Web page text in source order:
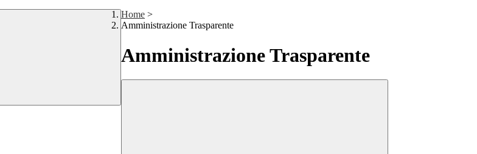
Home >
Amministrazione Trasparente
Amministrazione Trasparente